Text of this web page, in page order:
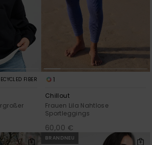
FIBER
1
Chillout
Frauen Lila Nahtlose
Sportleggings
60,00 €
BRANDNEU